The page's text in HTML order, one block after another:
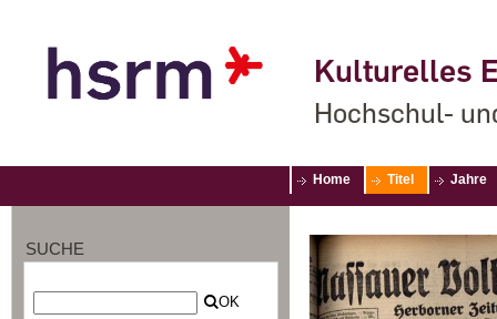
Kulturelles
Hochschul-
Home Titel Jahre
SUCHE
OK